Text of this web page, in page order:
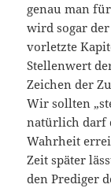
genau man
wird sogar der
vorletzte
Stellenwert
Zeichen der
Wir sollten
natürlich darf
Wahrheit
Zeit später
den Prediger